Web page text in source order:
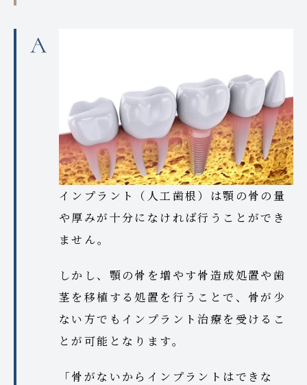
インプラント（人工歯根）は顎の骨の量
や厚みが十分になければ行うことができ
ません。
しかし、顎の骨を増やす骨造成処置や歯
茎を移植する処置を行うことで、骨が少
ない方でもインプラント治療を受けるこ
とが可能となります。
「骨がないからインプラントはできな